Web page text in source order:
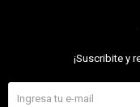
¡Suscribite y